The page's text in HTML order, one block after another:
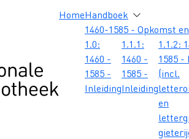
Hoofdnavigatie
HomeHandboek
1460-1585 - Opkomst
1.0:
1460 -
1585 -
Inleiding
1.1.1:
1460 -
1585 -
Inleiding
1.1.2:
1585
(incl.
en